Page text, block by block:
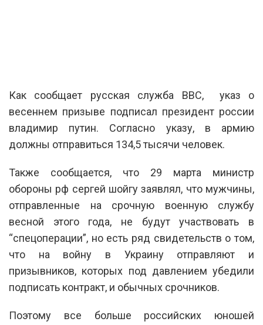
Как сообщает русская служба BBC, указ о
весеннем призыве подписал президент россии
владимир путин. Согласно указу, в армию
должны отправиться 134,5 тысячи человек.
Также сообщается, что 29 марта министр
обороны рф сергей шойгу заявлял, что мужчины,
отправленные на срочную военную службу
весной этого года, не будут участвовать в
“спецоперации”, но есть ряд свидетельств о том,
что на войну в Украину отправляют и
призывников, которых под давлением убедили
подписать контракт, и обычных срочников.
Поэтому все больше российских юношей